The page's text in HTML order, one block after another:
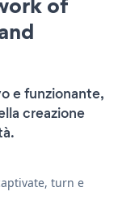
e funzionante,
creazione
turn e